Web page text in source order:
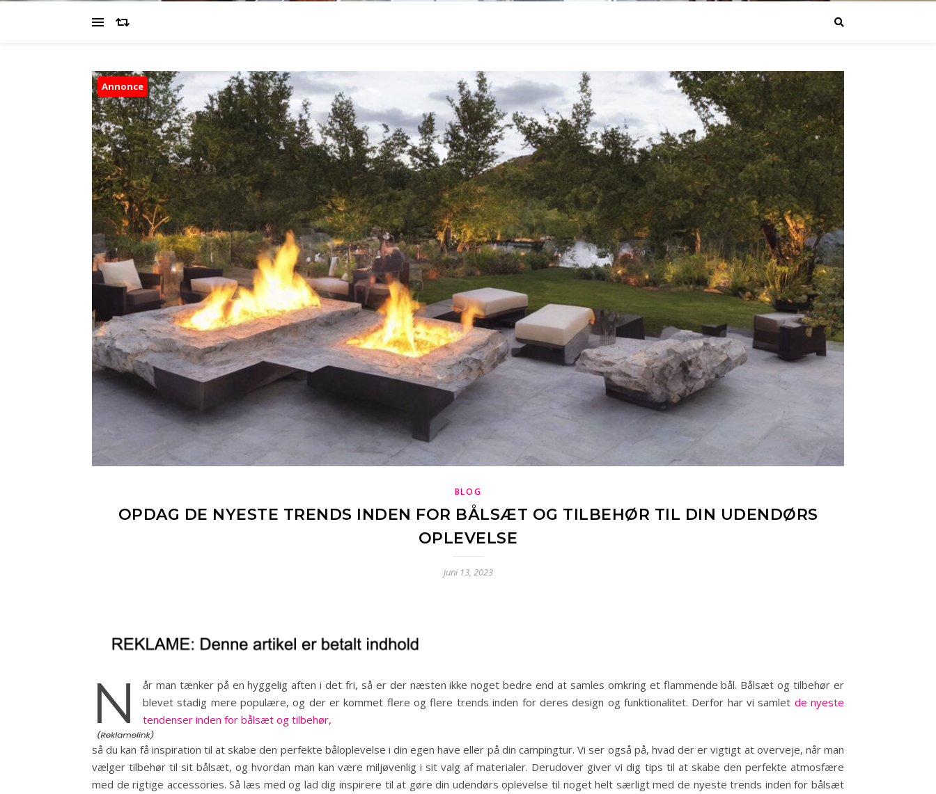
Annonce
BLOG
OPDAG DE NYESTE TRENDS INDEN FOR BÅLSÆT OG TILBEHØR TIL DIN UDENDØRS
OPLEVELSE
juni 13, 2023
N
år man tænker på en hyggelig aften i det fri, så er der næsten ikke noget bedre end at samles omkring et flammende bål. Bålsæt og tilbehør er
blevet stadig mere populære, og der er kommet flere og flere trends inden for deres design og funktionalitet. Derfor har vi samlet de nyeste
tendenser inden for bålsæt og tilbehør,
så du kan få inspiration til at skabe den perfekte båloplevelse i din egen have eller på din campingtur. Vi ser også på, hvad der er vigtigt at overveje, når man
vælger tilbehør til sit bålsæt, og hvordan man kan være miljøvenlig i sit valg af materialer. Derudover giver vi dig tips til at skabe den perfekte atmosfære
med de rigtige accessories. Så læs med og lad dig inspirere til at gøre din udendørs oplevelse til noget helt særligt med de nyeste trends inden for bålsæt